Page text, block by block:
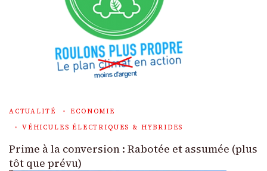
ACTUALITÉ
ECONOMIE
VÉHICULES ÉLECTRIQUES & HYBRIDES
Prime à la conversion : Rabotée et assumée (plus
tôt que prévu)